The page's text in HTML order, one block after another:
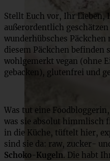
Stellt Euch vor, Ihr Lieben,
außerordentlich
wunderhübsches
diesem Päckchen
wohlgemerkt vegan (ohne
gebacken), glutenfrei und
Was tut eine
was sie absolut himmlisch
in die Küche, tüftelt hier,
sind sie da: raw, zucker-
Schoko-Kugeln. Die habt